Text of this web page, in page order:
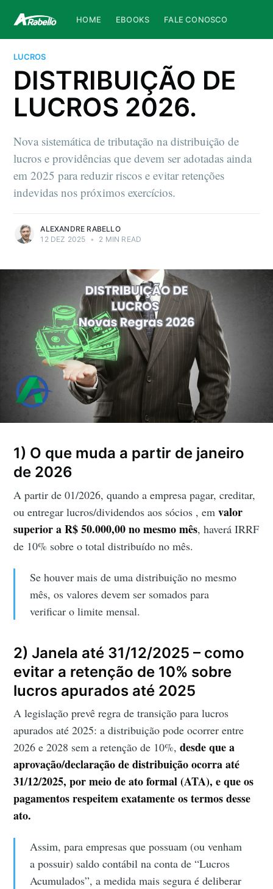
HOME EBOOKS FALE CONOSCO
LUCROS
DISTRIBUIÇÃO DE
LUCROS 2026.
Nova sistemática de tributação na distribuição de
lucros e providências que devem ser adotadas ainda
em 2025 para reduzir riscos e evitar retenções
indevidas nos próximos exercícios.
ALEXANDRE RABELLO
12 DEZ 2025 • 2 MIN READ
1) O que muda a partir de janeiro
de 2026
A partir de 01/2026, quando a empresa pagar, creditar,
ou entregar lucros/dividendos aos sócios , emvalor
superior a R$ 50.000,00 no mesmo mês, haverá IRRF
de 10% sobre o total distribuído no mês.
Se houver mais de uma distribuição no mesmo
mês, os valores devem ser somados para
verificar o limite mensal.
2) Janela até 31/12/2025 – como
evitar a retenção de 10% sobre
lucros apurados até 2025
A legislação prevê regra de transição para lucros
apurados até 2025: a distribuição pode ocorrer entre
2026 e 2028 sem a retenção de 10%,desde que a
aprovação/declaração de distribuição ocorra até
31/12/2025, por meio de ato formal (ATA), e que os
pagamentos respeitem exatamente os termos desse
ato.
Assim, para empresas que possuam (ou venham
a possuir) saldo contábil na conta de “Lucros
Acumulados”, a medida mais segura é deliberar